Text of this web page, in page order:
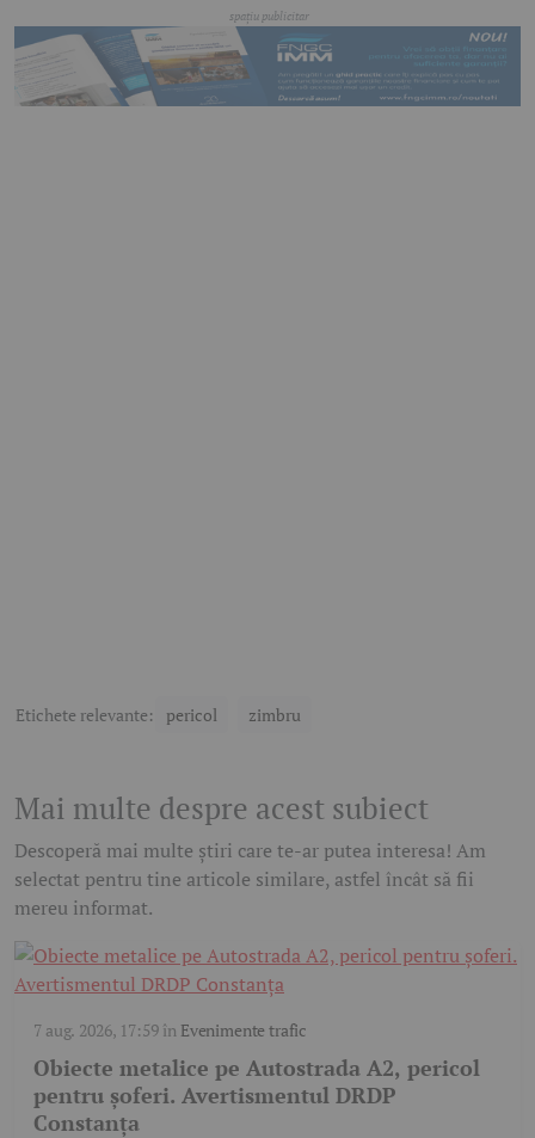
Etichete relevante: pericol zimbru
Mai multe despre acest subiect
Descoperă mai multe știri care te-ar putea interesa! Am
selectat pentru tine articole similare, astfel încât să fii
mereu informat.
7 aug. 2026, 17:59în Evenimente trafic
Obiecte metalice pe Autostrada A2, pericol
pentru șoferi. Avertismentul DRDP
Constanța